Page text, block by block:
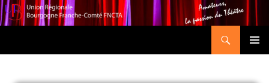
Union Régionale Bourgogne Franche-Comté FNCTA